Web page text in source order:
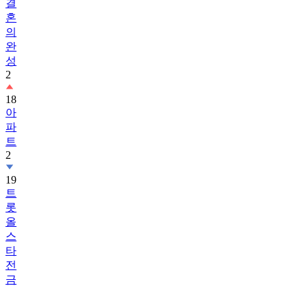
결
혼
의
완
성
2
18
아
파
트
2
19
트
롯
올
스
타
전
금